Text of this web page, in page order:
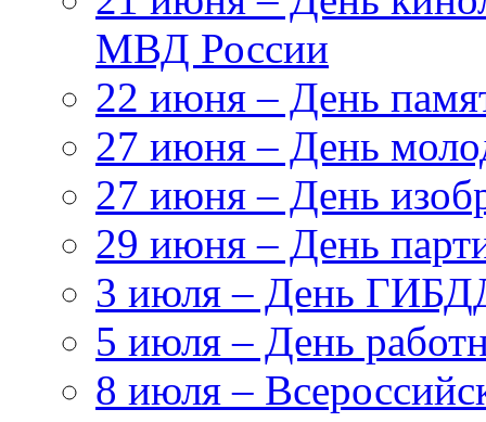
МВД России
22 июня – День
27 июня – День
27 июня – День
29 июня – День
3 июля – День
5 июля – День
8 июля –